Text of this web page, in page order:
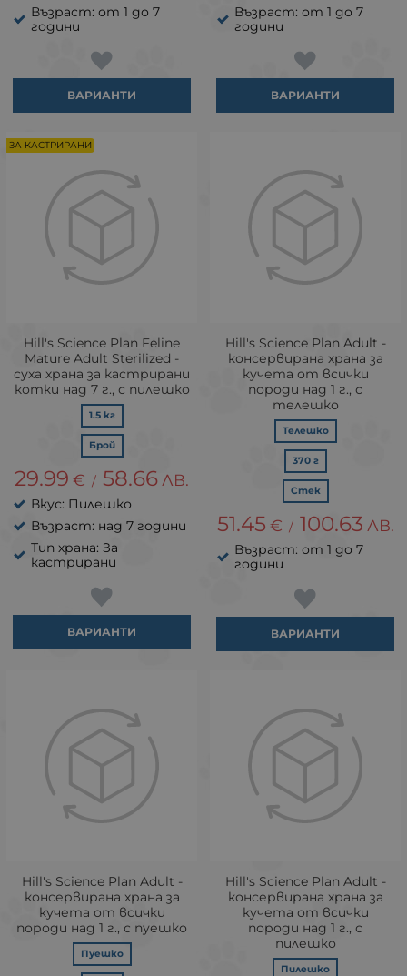
Възраст: от 1 до 7
години
ВАРИАНТИ
Възраст: от 1 до 7
години
ВАРИАНТИ
Hill's Science Plan Feline
Mature Adult Sterilized -
суха храна за кастрирани
котки над 7 г., с пилешко
1.5 кг
Брой
29.99 € / 58.66 ЛВ.
Вкус: Пилешко
Възраст: над 7 години
Тип храна: За
кастрирани
ВАРИАНТИ
ЗА КАСТРИРАНИ
Hill's Science Plan Adult -
консервирана храна за
кучета от всички
породи над 1 г., с
телешко
Телешко
370 г
Стек
51.45 € / 100.63 ЛВ.
Възраст: от 1 до 7
години
ВАРИАНТИ
Hill's Science Plan Adult -
консервирана храна за
кучета от всички
породи над 1 г., с пуешко
Пуешко
Hill's Science Plan Adult -
консервирана храна за
кучета от всички
породи над 1 г., с
пилешко
Пилешко